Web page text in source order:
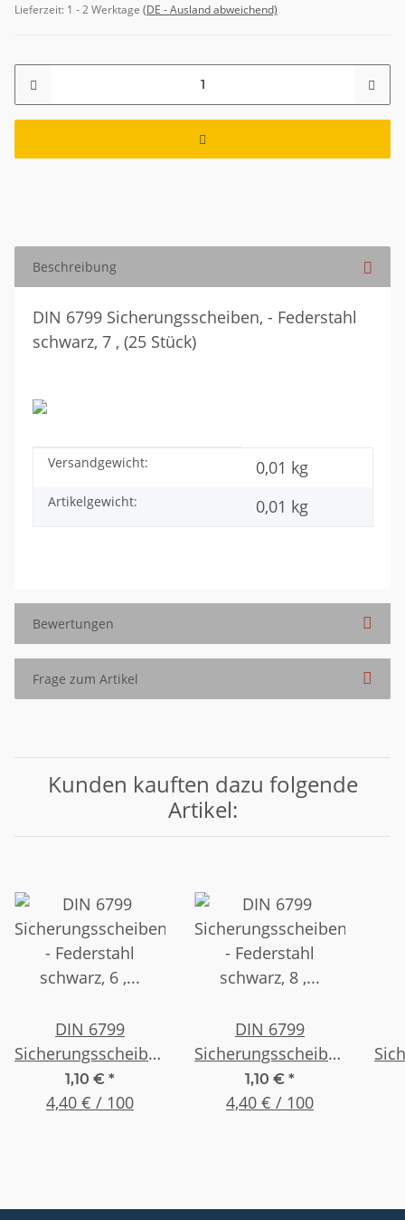
Lieferzeit: 1 - 2 Werktage (DE - Ausland abweichend)
Beschreibung
DIN 6799 Sicherungsscheiben, - Federstahl
schwarz, 7 , (25 Stück)
Produkteigenschaft
Wert
Versandgewicht: 0,01 kg
Artikelgewicht: 0,01 kg
Bewertungen
Frage zum Artikel
Kunden kauften dazu folgende
Artikel:
DIN 6799
Sicherungsscheiben,
- Federstahl
schwarz, 6 , (25
1,10 € *
4,40 € / 100
DIN 6799
Sicherungsscheiben,
- Federstahl
schwarz, 8 , (25
1,10 € *
4,40 € / 100